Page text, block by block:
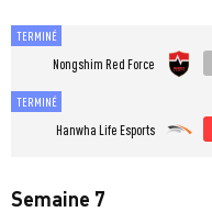
TERMINÉ
Nongshim Red Force
TERMINÉ
Hanwha Life Esports
Semaine 7